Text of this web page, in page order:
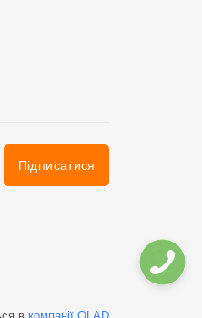
Підписатися